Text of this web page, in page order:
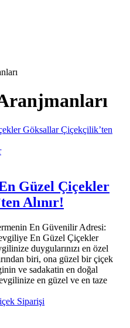
Göksallar Çiçekçilik’ten
Güzel Çiçekler
Alınır!
En Güvenilir Adresi:
En Güzel Çiçekler
duygularınızı en özel
biri, ona güzel bir çiçek
ve sadakatin en doğal
en güzel ve en taze
Siparişi